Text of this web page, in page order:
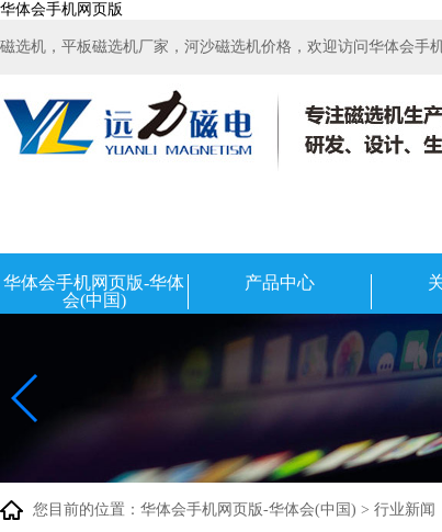
华体会手机网页版
磁选机，平板磁选机厂家，河沙磁选机价格，欢迎访问华体会手
华体会手机网页版-华体
会(中国)
产品中心
您目前的位置： 华体会手机网页版-华体会(中国) > 行业新闻